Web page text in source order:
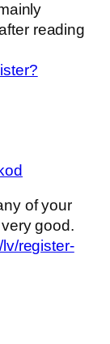
reading
of your
good.
register-